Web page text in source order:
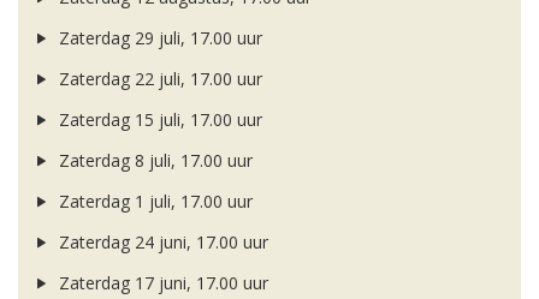
Zaterdag 29 juli, 17.00 uur
Zaterdag 22 juli, 17.00 uur
Zaterdag 15 juli, 17.00 uur
Zaterdag 8 juli, 17.00 uur
Zaterdag 1 juli, 17.00 uur
Zaterdag 24 juni, 17.00 uur
Zaterdag 17 juni, 17.00 uur